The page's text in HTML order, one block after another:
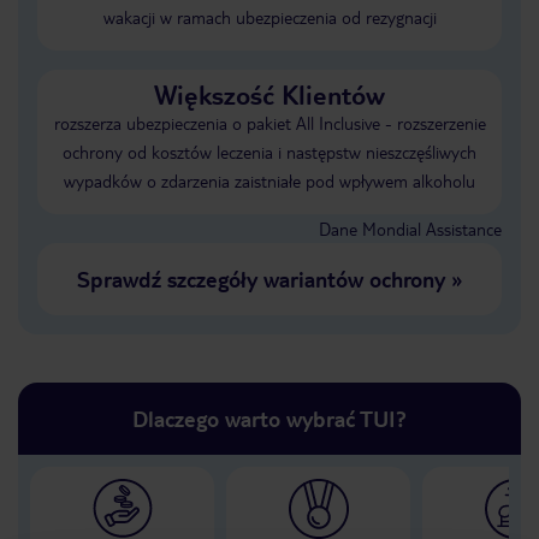
wakacji w ramach ubezpieczenia od rezygnacji
Większość Klientów
rozszerza ubezpieczenia o pakiet All Inclusive - rozszerzenie
ochrony od kosztów leczenia i następstw nieszczęśliwych
wypadków o zdarzenia zaistniałe pod wpływem alkoholu
Dane Mondial Assistance
Sprawdź szczegóły wariantów ochrony»
Dlaczego warto wybrać TUI?